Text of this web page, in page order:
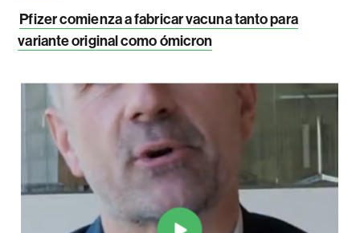
Pfizer comienza a fabricar vacuna tanto para
variante original como ómicron